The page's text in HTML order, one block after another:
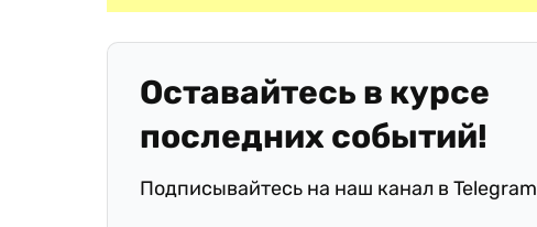
Оставайтесь в курсе
последних событий!
Подписывайтесь на наш канал в Telegram